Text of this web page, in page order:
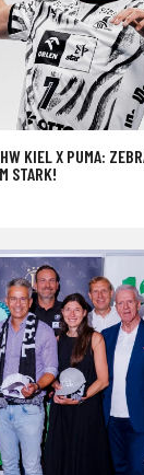
KIEL X PUMA:
STARK!